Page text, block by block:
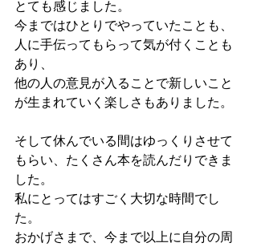
とても感じました。
今まではひとりでやっていたことも、
人に手伝ってもらって気が付くことも
あり、
他の人の意見が入ることで新しいこと
が生まれていく楽しさもありました。
そして休んでいる間はゆっくりさせて
もらい、たくさん本を読んだりできま
した。
私にとってはすごく大切な時間でし
た。
おかげさまで、今まで以上に自分の周